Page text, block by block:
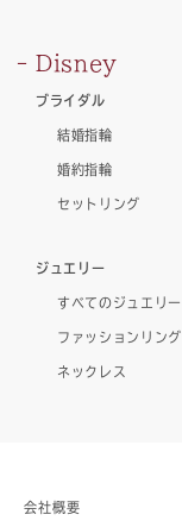
Disney
ブライダル
結婚指輪
婚約指輪
セットリング
ジュエリー
すべてのジュエリー
ファッションリング
ネックレス
会社概要